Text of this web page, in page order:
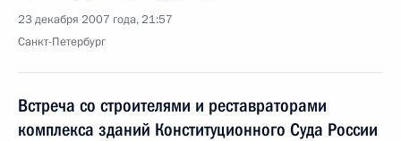
23 декабря 2007 года, 21:57
Санкт-Петербург
Встреча со строителями и реставраторами
комплекса зданий Конституционного Суда России